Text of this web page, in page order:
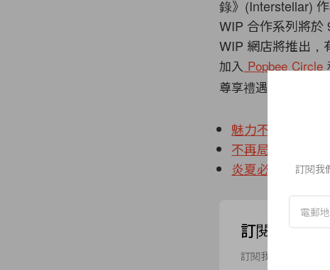
錄》(Interstellar)
WIP 合作系列將於
WIP 網店將推出，
加入 Popbee Circle
尊享禮遇及折扣優
魅力不輸
不再局限於室內
炎夏必備：日本
訂閱我們的
訂閱我們的
訂閱我